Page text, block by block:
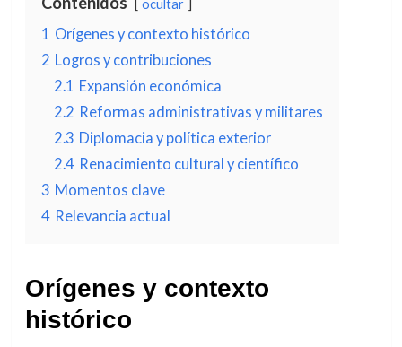
ocultar
1 Orígenes y contexto histórico
2 Logros y contribuciones
2.1 Expansión económica
2.2 Reformas administrativas y militares
2.3 Diplomacia y política exterior
2.4 Renacimiento cultural y científico
3 Momentos clave
4 Relevancia actual
Orígenes y contexto
histórico